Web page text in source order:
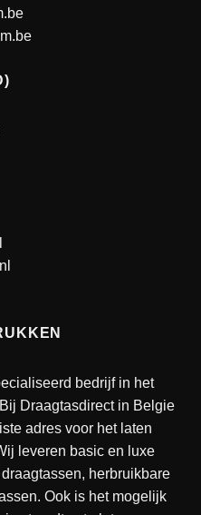
bedrijf in het
Draagtasdirect in Belgie
adres voor het laten
leveren basic en luxe
herbruikbare
Ook is het mogelijk